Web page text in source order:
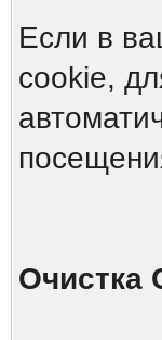
Если в
cookie,
Очистка